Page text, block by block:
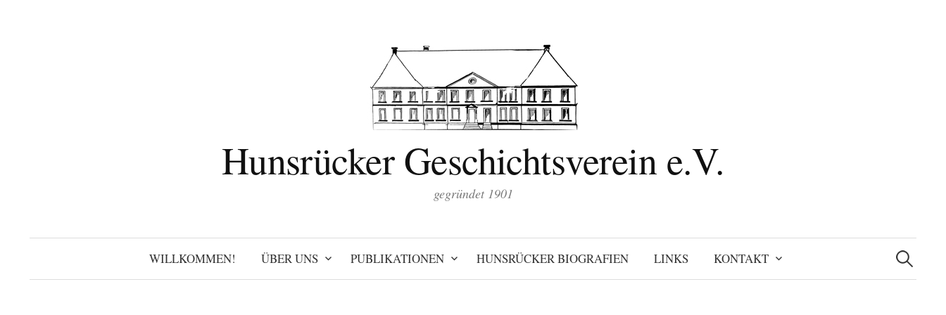
Hunsrücker Geschichtsverein e.V.
gegründet 1901
WILLKOMMEN! ÜBER UNS PUBLIKATIONEN HUNSRÜCKER BIOGRAFIEN LINKS KONTAKT
Suchen
nach: